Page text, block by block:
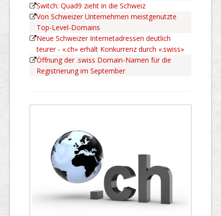
Switch: Quad9 zieht in die Schweiz
Von Schweizer Unternehmen meistgenutzte
Top-Level-Domains
Neue Schweizer Internetadressen deutlich
teurer - «.ch» erhält Konkurrenz durch «.swiss»
Öffnung der .swiss Domain-Namen für die
Registrierung im September